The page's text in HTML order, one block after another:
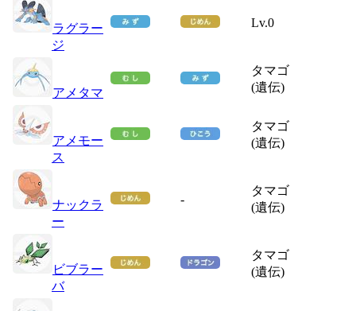
ラグラー
ジ
Lv.0
アメタマ
タマゴ
(遺伝)
アメモー
ス
タマゴ
(遺伝)
ナックラ
ー
-
タマゴ
(遺伝)
ビブラー
バ
タマゴ
(遺伝)